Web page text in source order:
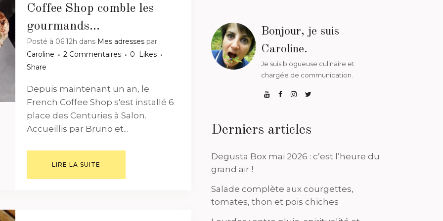
Coffee Shop comble les
gourmands…
Posté à 06:12h dans Mes adresses par
Caroline
2 Commentaires 0
Likes
Share
Depuis maintenant un an, le
French Coffee Shop s'est installé 6
place des Centuries à Salon.
Accueillis par Bruno et...
LIRE LA SUITE
Bonjour, je suis
Caroline.
Je suis blogueuse culinaire et
chargée de communication.
Derniers articles
Degusta Box mai 2026 : c’est l’heure du
grand air !
Salade complète aux courgettes,
tomates, thon et pois chiches